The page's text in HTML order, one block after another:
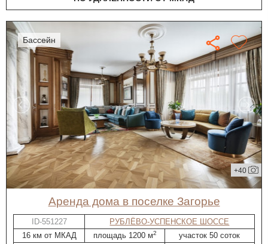
бассейн
+40
Аренда дома в поселке Загорье
ID-551227
РУБЛЁВО-УСПЕНСКОЕ ШОССЕ
16 км от МКАД
площадь 1200 м2
участок 50 соток